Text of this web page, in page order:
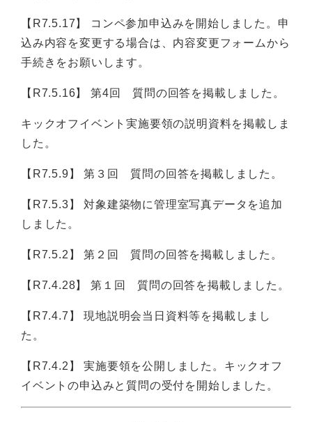
【R7.5.17】 コンペ参加申込みを開始しました。申
込み内容を変更する場合は、内容変更フォームから
手続きをお願いします。
【R7.5.16】 第4回 質問の回答を掲載しました。
キックオフイベント実施要領の説明資料を掲載しま
した。
【R7.5.9】 第３回 質問の回答を掲載しました。
【R7.5.3】 対象建築物に管理室写真データを追加
しました。
【R7.5.2】 第２回 質問の回答を掲載しました。
【R7.4.28】 第１回 質問の回答を掲載しました。
【R7.4.7】 現地説明会当日資料等を掲載しまし
た。
【R7.4.2】 実施要領を公開しました。キックオフ
イベントの申込みと質問の受付を開始しました。